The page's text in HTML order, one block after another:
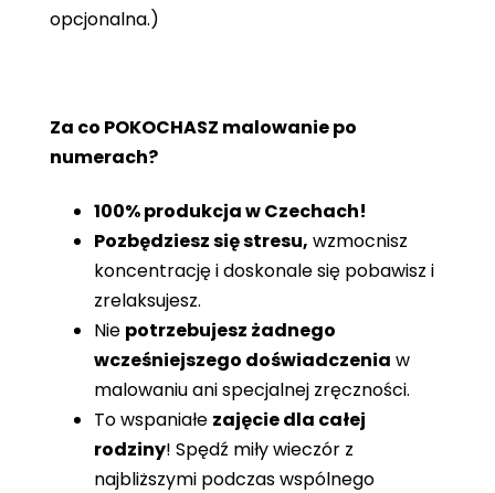
opcjonalna.)
Za co POKOCHASZ malowanie po
numerach?
100% produkcja w Czechach!
Pozbędziesz się stresu, wzmocnisz
koncentrację i doskonale się pobawisz i
zrelaksujesz.
Nie potrzebujesz żadnego
wcześniejszego doświadczenia w
malowaniu ani specjalnej zręczności.
To wspaniałe zajęcie dla całej
rodziny! Spędź miły wieczór z
najbliższymi podczas wspólnego